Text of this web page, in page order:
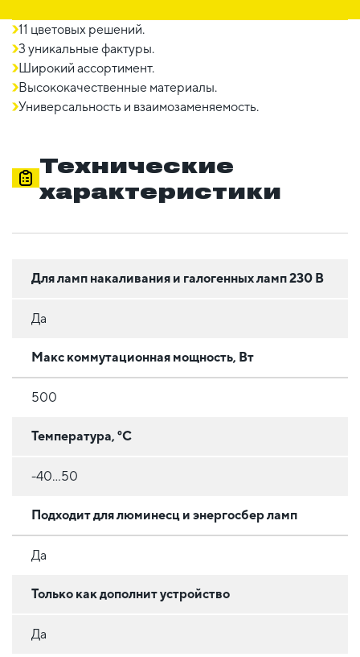
11 цветовых решений.
3 уникальные фактуры.
Широкий ассортимент.
Высококачественные материалы.
Универсальность и взаимозаменяемость.
Технические
характеристики
Для ламп накаливания и галогенных ламп 230 В
Да
Макс коммутационная мощность, Вт
500
Температура, °C
-40...50
Подходит для люминесц и энергосбер ламп
Да
Только как дополнит устройство
Да